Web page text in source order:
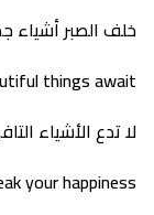
خلف الصبر أشياء
things await
لا تدع الأشياء
your happiness